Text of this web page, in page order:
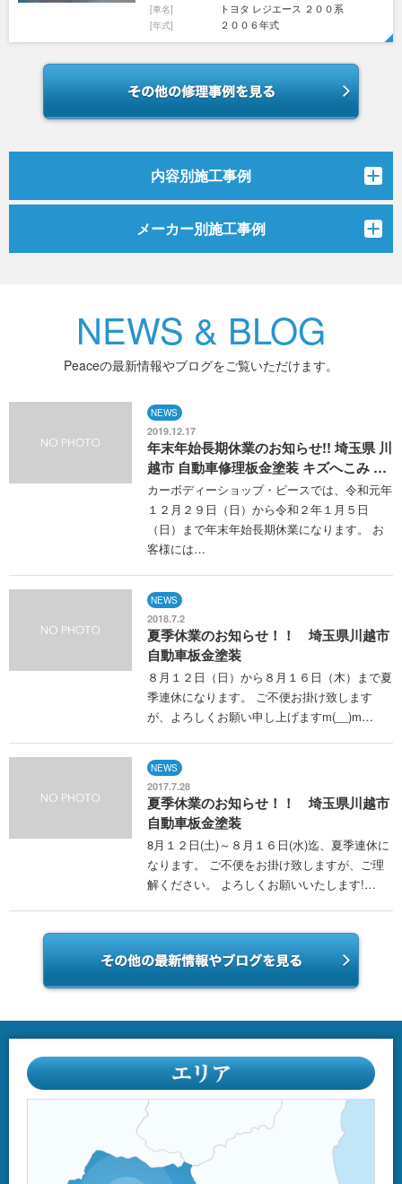
[車名] トヨタ レジエース ２００系
[年式] ２００６年式
内容別施工事例
メーカー別施工事例
NEWS & BLOG
Peaceの最新情報やブログをご覧いただけます。
NEWS
2019.12.17
年末年始長期休業のお知らせ!! 埼玉県 川
越市 自動車修理板金塗装 キズへこみ …
カーボディーショップ・ピースでは、令和元年
１２月２９日（日）から令和２年１月５日
（日）まで年末年始長期休業になります。 お
客様には…
NEWS
2018.7.2
夏季休業のお知らせ！！ 埼玉県川越市
自動車板金塗装
８月１２日（日）から８月１６日（木）まで夏
季連休になります。 ご不便お掛け致します
が、よろしくお願い申し上げますm(__)m…
NEWS
2017.7.28
夏季休業のお知らせ！！ 埼玉県川越市
自動車板金塗装
8月１２日(土)～８月１６日(水)迄、夏季連休に
なります。 ご不便をお掛け致しますが、ご理
解ください。 よろしくお願いいたします!…